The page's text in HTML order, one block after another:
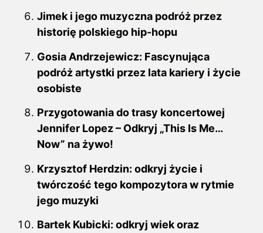
Jimek i jego muzyczna podróż przez
historię polskiego hip-hopu
Gosia Andrzejewicz: Fascynująca
podróż artystki przez lata kariery i życie
osobiste
Przygotowania do trasy koncertowej
Jennifer Lopez – Odkryj „This Is Me…
Now” na żywo!
Krzysztof Herdzin: odkryj życie i
twórczość tego kompozytora w rytmie
jego muzyki
Bartek Kubicki: odkryj wiek oraz